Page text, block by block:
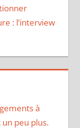
: l’interview
à
peu plus.